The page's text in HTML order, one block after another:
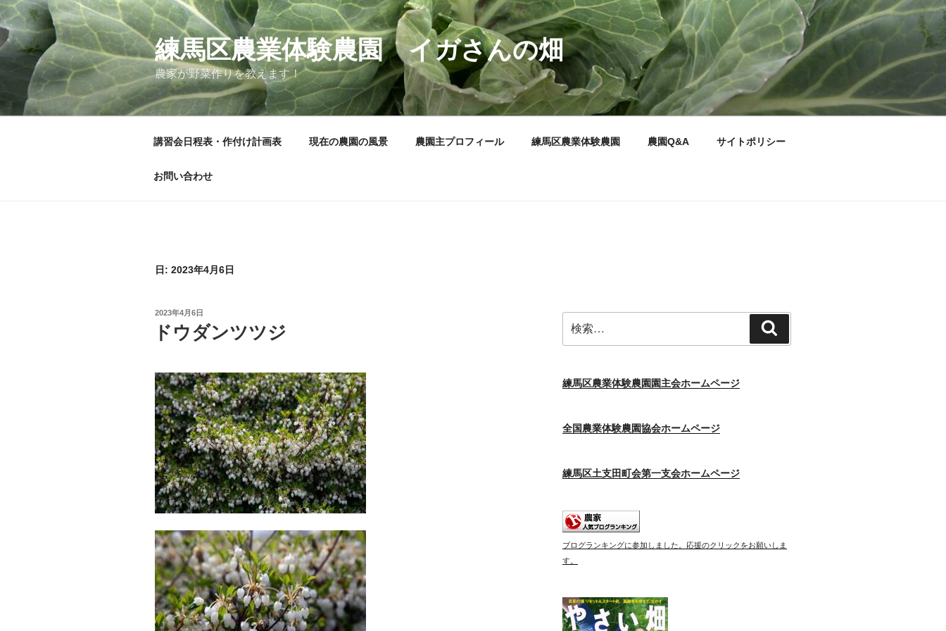
コ
ン
テ
ン
ス
練馬区農業体験農園 イガさんの畑
農家が野菜作りを教えます！
講習会日程表・作付け計画表 現在の農園の風景 農園主プロフィール 練馬区農業体験農園 農園Q&A サイトポリシー
お問い合わせ
日: 2023年4月6日
投
稿
日:
2023年4月6日
ドウダンツツジ
索:
索
練馬区農業体験農園園主会ホームページ
全国農業体験農園協会ホームページ
練馬区土支田町会第一支会ホームページ
ブログランキングに参加しました。応援のクリックをお願いしま
す。